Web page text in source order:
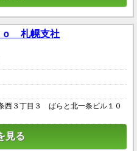
札幌支社
西３丁目３ ばらと北一条ビル１０
見る